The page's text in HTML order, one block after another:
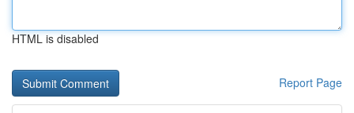
HTML is disabled
Report Page